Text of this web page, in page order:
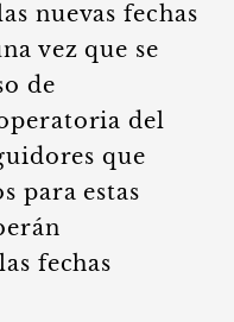
nuevas fechas
vez que se
de
del
que
para estas
fechas